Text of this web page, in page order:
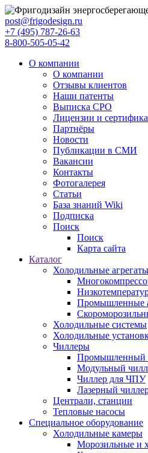
post@frigodesign.ru
+7 (495) 787-26-63
8-800-505-05-42
О компании
О компании
Отзывы клиентов
Наши патенты
Выписка СРО
Лицензии и
Партнёры
Новости
Публикации в СМИ
Вакансии
Контакты
Фотогалерея
Статьи
База знаний Wiki
Подписка
Поиск
Поиск
Карта сайта
Каталог
Холодильные агрегаты
Промышленные
Холодильные системы
Холодильные
Чиллеры
Промышленный
Модульный
Чиллер для ЧПУ
Лазерный
Централи, станции
Тепловые насосы
Специальное оборудование
Холодильные камеры
Морозильные и